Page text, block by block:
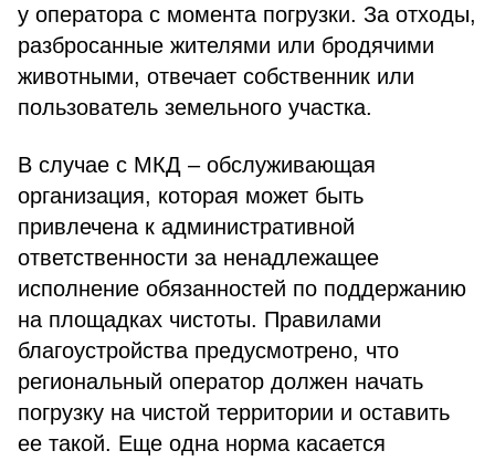
у оператора с момента погрузки. За отходы,
разбросанные жителями или бродячими
животными, отвечает собственник или
пользователь земельного участка.
В случае с МКД – обслуживающая
организация, которая может быть
привлечена к административной
ответственности за ненадлежащее
исполнение обязанностей по поддержанию
на площадках чистоты. Правилами
благоустройства предусмотрено, что
региональный оператор должен начать
погрузку на чистой территории и оставить
ее такой. Еще одна норма касается